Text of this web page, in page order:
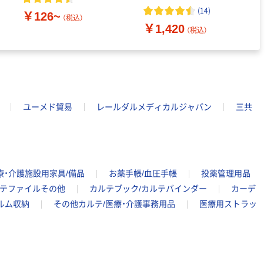
￥126~ （税込）
(14)
￥1,420 （税込）
ユーメド貿易 レールダルメディカルジャパン
三共
・介護施設用家具/備品 お薬手帳/血圧手帳
投薬管理用品
ファイルその他 カルテブック/カルテバインダー
カーデ
ム収納 その他カルテ/医療・介護事務用品
医療用ストラッ